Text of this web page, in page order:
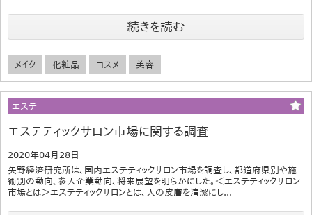
続きを読む
メイク 化粧品 コスメ 美容
エステ
エステティックサロン市場に関する調査
2020年04月28日
矢野経済研究所は、国内エステティックサロン市場を調査し、都道府県別や施
術別の動向、参入企業動向、将来展望を明らかにした。＜エステティックサロン
市場とは＞エステティックサロンとは、人の皮膚を清潔にし...